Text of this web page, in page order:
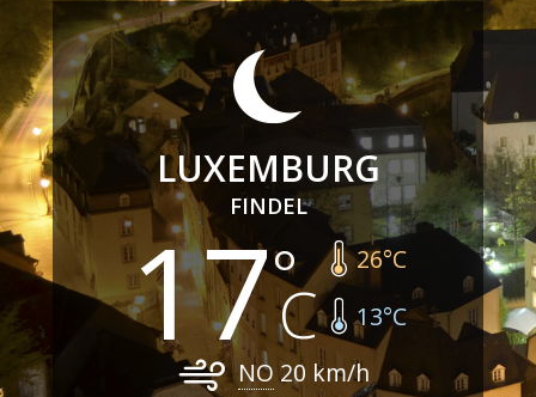
LUXEMBURG
FINDEL
17 26°C
13°C
NO 20 km/h